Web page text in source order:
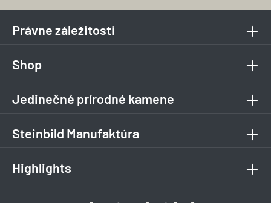
Právne záležitosti
Shop
Jedinečné prírodné kamene
Steinbild Manufaktúra
Highlights